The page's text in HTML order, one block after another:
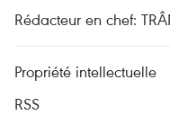
Rédacteur en chef:
Propriété intellectuelle
RSS